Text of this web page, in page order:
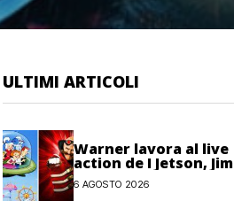
ULTIMI ARTICOLI
Warner lavora al live
action de I Jetson, Jim
Carrey è nel cast!
6 AGOSTO 2026